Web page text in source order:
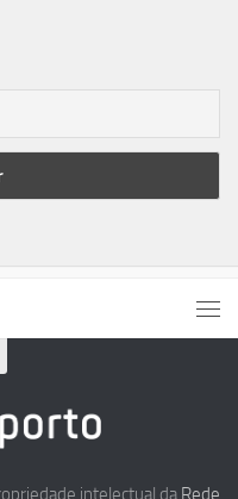
intelectual da Rede